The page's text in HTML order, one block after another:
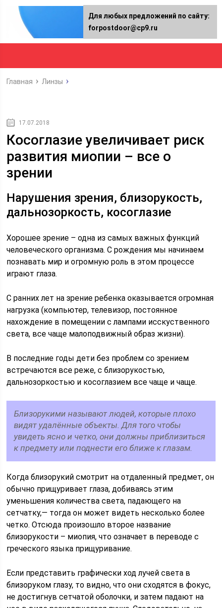
Главная Линзы
17.07.2018
Косоглазие увеличивает риск
развития миопии – все о
зрении
Нарушения зрения, близорукость,
дальнозоркость, косоглазие
Хорошее зрение – одна из самых важных функций
человеческого организма. С рождения мы начинаем
познавать мир и огромную роль в этом процессе
играют глаза.
С ранних лет на зрение ребенка оказывается огромная
нагрузка (компьютер, телевизор, постоянное
нахождение в помещении с лампами исскуственного
света, все чаще малоподвижный образ жизни).
В последние годы дети без проблем со зрением
встречаются все реже, с близорукостью,
дальнозоркостью и косоглазием все чаще и чаще.
Близорукими называют людей, которые плохо
видят удалённые объекты. Для того чтобы
увидеть ясно и четко, они должны приблизиться
к предмету или поднести его ближе к глазам.
Когда близорукий смотрит на отдаленный предмет, он
обычно прищуривает глаза, добиваясь этим
уменьшения количества света, падающего на
сетчатку,— тогда он может видеть несколько более
четко. Отсюда произошло второе название
близорукости – миопия, что означает в переводе с
греческого языка прищуривание.
Если представить графически ход лучей света в
близоруком глазу, то видно, что они сходятся в фокус,
не достигнув сетчатой оболочки, и затем падают на
Для любых предложений по сайту:
forpostdoor@cp9.ru